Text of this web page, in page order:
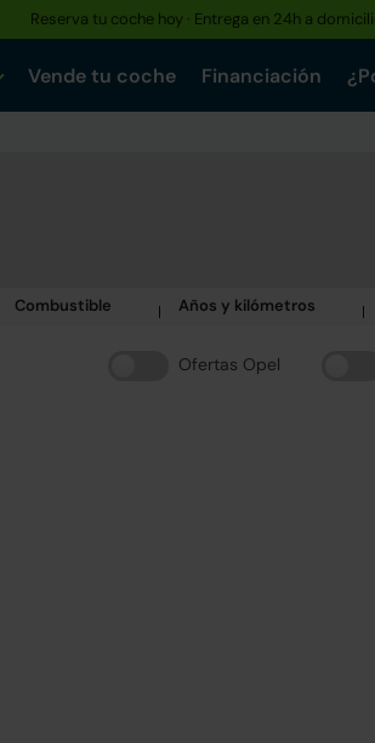
Reserva tu coche hoy · Entrega en 24h a
Vende tu coche Financiación
Combustible Años y kilómetros
Ofertas Opel